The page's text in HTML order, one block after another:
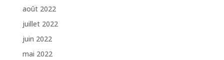
août 2022
juillet 2022
juin 2022
mai 2022